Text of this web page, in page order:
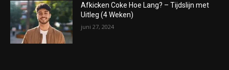
Afkicken Coke Hoe Lang? – Tijdslijn met
Uitleg (4 Weken)
juni 27, 2024